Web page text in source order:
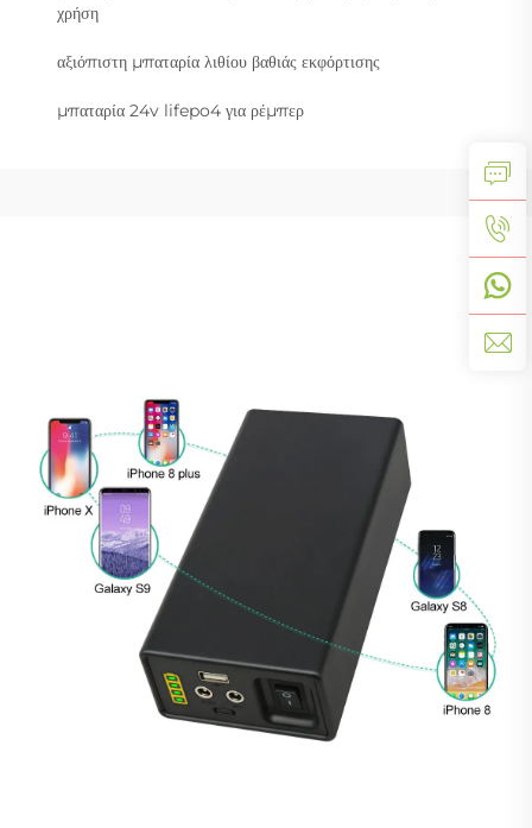
χρήση
αξιόπιστη μπαταρία λιθίου βαθιάς εκφόρτισης
μπαταρία 24v lifepo4 για ρέμπερ